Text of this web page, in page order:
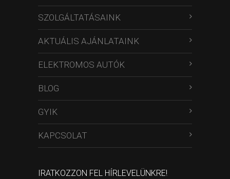
SZOLGÁLTATÁSAINK
AKTUÁLIS AJÁNLATAINK
ELEKTROMOS AUTÓK
BLOG
GYIK
KAPCSOLAT
IRATKOZZON FEL HÍRLEVELÜNKRE!